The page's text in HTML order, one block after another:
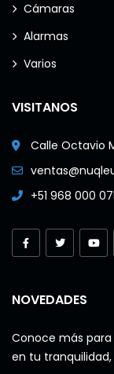
Cámaras
Alarmas
Varios
VISITANOS
Calle Octavio
+51 968 000
NOVEDADES
Conoce más
en tu